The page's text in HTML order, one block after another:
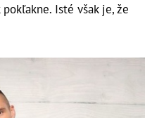
Isté však je, že